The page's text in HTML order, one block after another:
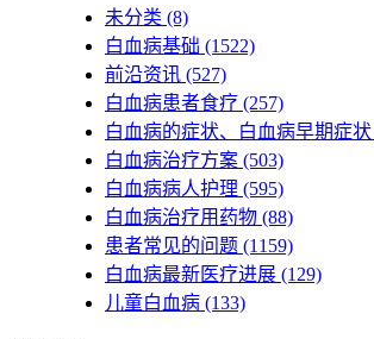
未分类 (8)
白血病基础 (1522)
前沿资讯 (527)
白血病患者食疗 (257)
白血病的症状、白血病早期症状
白血病治疗方案 (503)
白血病病人护理 (595)
白血病治疗用药物 (88)
患者常见的问题 (1159)
白血病最新医疗进展 (129)
儿童白血病 (133)